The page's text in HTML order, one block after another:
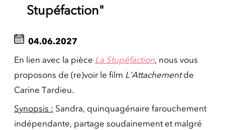
Stupéfaction"
04.06.2027
En lien avec la pièce La Stupéfaction, nous vous
proposons de (re)voir le film L’Attachementde
Carine Tardieu.
Synopsis : Sandra, quinquagénaire farouchement
indépendante, partage soudainement et malgré